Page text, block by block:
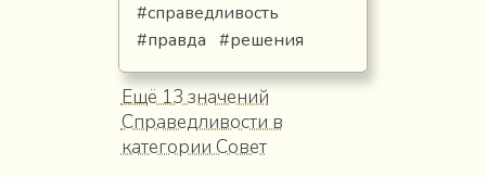
#справедливость
#правда #решения
Ещё 13 значений
Справедливости в
категории Совет